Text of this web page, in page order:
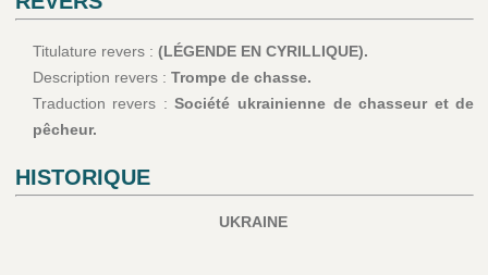
Titulature revers : (LÉGENDE EN CYRILLIQUE).
Description revers : Trompe de chasse.
Traduction revers :Société ukrainienne de chasseur et de
pêcheur.
HISTORIQUE
UKRAINE